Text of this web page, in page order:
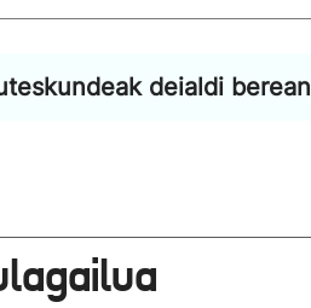
deialdi berean